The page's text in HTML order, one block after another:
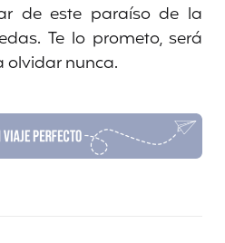
de este paraíso de la
Te lo prometo, será
olvidar nunca.